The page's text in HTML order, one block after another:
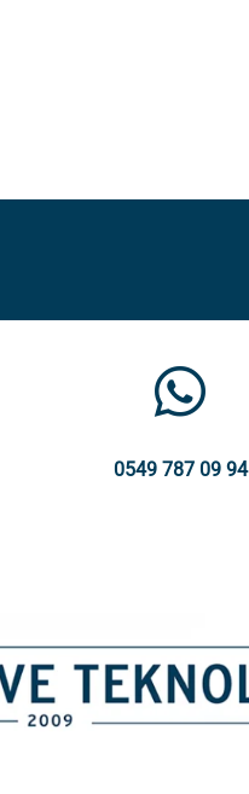
0549 787 09 94